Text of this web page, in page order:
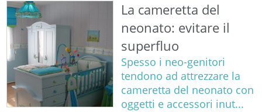
La cameretta del
neonato: evitare il
superfluo
Spesso i neo-genitori
tendono ad attrezzare la
cameretta del neonato con
oggetti e accessori inut...